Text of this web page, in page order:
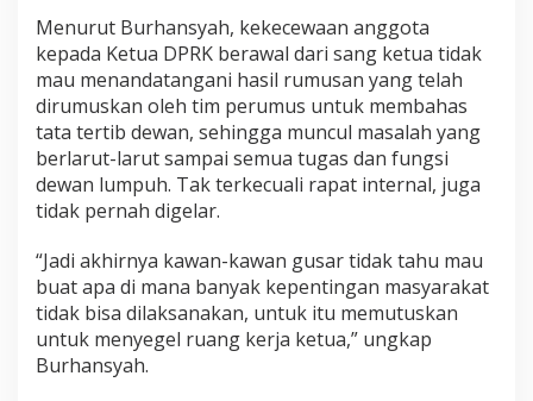
g
e
l
A
n
g
g
o
t
a
Menurut Burhansyah, kekecewaan anggota
kepada Ketua DPRK berawal dari sang ketua tidak
mau menandatangani hasil rumusan yang telah
dirumuskan oleh tim perumus untuk membahas
tata tertib dewan, sehingga muncul masalah yang
berlarut-larut sampai semua tugas dan fungsi
dewan lumpuh. Tak terkecuali rapat internal, juga
tidak pernah digelar.
“Jadi akhirnya kawan-kawan gusar tidak tahu mau
buat apa di mana banyak kepentingan masyarakat
tidak bisa dilaksanakan, untuk itu memutuskan
untuk menyegel ruang kerja ketua,” ungkap
Burhansyah.